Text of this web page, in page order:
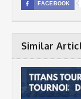
 FACEBOOK
Similar